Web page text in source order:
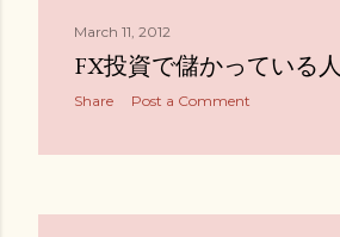
March 11, 2012
FX投資で儲かっている人
Share Post a Comment